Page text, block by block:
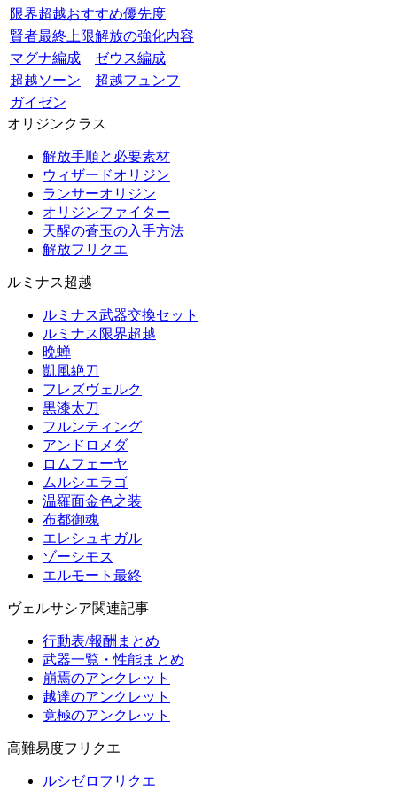
限界超越おすすめ優先度
賢者最終上限解放の強化内容
マグナ編成
ゼウス編成
超越ソーン
超越フュンフ
ガイゼン
オリジンクラス
解放手順と必要素材
ウィザードオリジン
ランサーオリジン
オリジンファイター
天醒の蒼玉の入手方法
解放フリクエ
ルミナス超越
ルミナス武器交換セット
ルミナス限界超越
晩蝉
凱風絶刀
フレズヴェルク
黒漆太刀
フルンティング
アンドロメダ
ロムフェーヤ
ムルシエラゴ
温羅面金色之装
布都御魂
エレシュキガル
ゾーシモス
エルモート最終
ヴェルサシア関連記事
行動表/報酬まとめ
武器一覧・性能まとめ
崩焉のアンクレット
越達のアンクレット
竟極のアンクレット
高難易度フリクエ
ルシゼロフリクエ